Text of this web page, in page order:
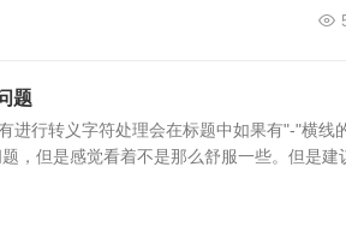
题
进行转义字符处理会在标题中如果有"-"横线
，但是感觉看着不是那么舒服一些。但是建